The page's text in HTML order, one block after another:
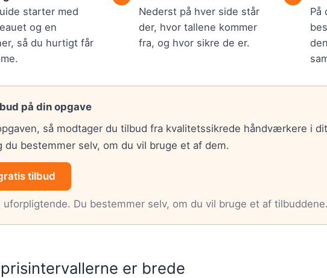
starter med
og en
så du hurtigt får
Nederst på hver side står
der, hvor tallene kommer
fra, og hvor sikre de er.
På
på din opgave
så modtager du tilbud fra kvalitetssikrede håndværkere i
du bestemmer selv, om du vil bruge et af dem.
tilbud
uforpligtende. Du bestemmer selv, om du vil bruge et af tilbuddene.
er brede